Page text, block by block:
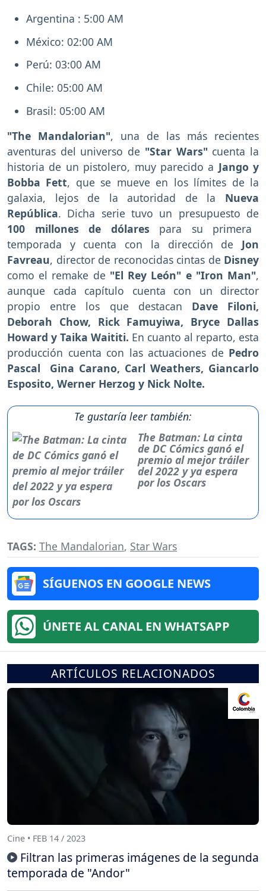
Argentina : 5:00 AM
México: 02:00 AM
Perú: 03:00 AM
Chile: 05:00 AM
Brasil: 05:00 AM
"The Mandalorian", una de las más recientes
aventuras del universo de "Star Wars" cuenta la
historia de un pistolero, muy parecido a Jango y
Bobba Fett, que se mueve en los límites de la
galaxia, lejos de la autoridad de la Nueva
República. Dicha serie tuvo un presupuesto de
100 millones de dólares para su primera
temporada y cuenta con la dirección de Jon
Favreau, director de reconocidas cintas de Disney
como el remake de "El Rey León" e "Iron Man",
aunque cada capítulo cuenta con un director
propio entre los que destacan Dave Filoni,
Deborah Chow, Rick Famuyiwa, Bryce Dallas
Howard y Taika Waititi. En cuanto al reparto, esta
producción cuenta con las actuaciones de Pedro
Pascal
Gina Carano, Carl Weathers, Giancarlo
Esposito, Werner Herzog y Nick Nolte.
Te gustaría leer también:
The Batman: La cinta
de DC Cómics ganó el
premio al mejor tráiler
del 2022 y ya espera
por los Oscars
TAGS: The Mandalorian, Star Wars
SÍGUENOS EN GOOGLE NEWS
ÚNETE AL CANAL EN WHATSAPP
ARTÍCULOS RELACIONADOS
Cine • FEB 14 / 2023
Filtran las primeras imágenes de la segunda
temporada de "Andor"